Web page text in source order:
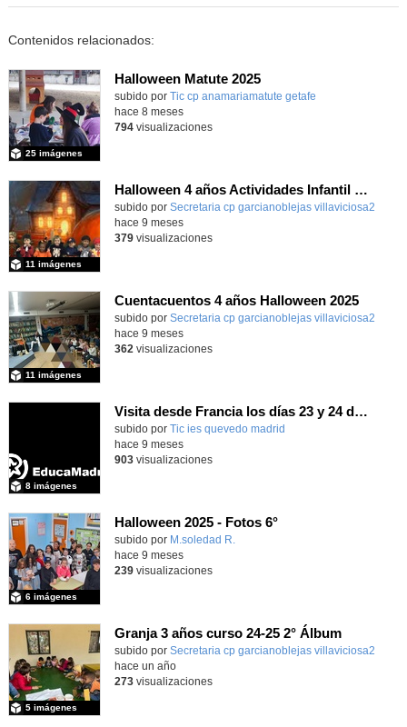
Contenidos relacionados:
Halloween Matute 2025
Contenido educativo.
subido por Tic cp anamariamatute getafe
25 imágenes
hace 8 meses
794visualizaciones
Halloween 4 años Actividades Infantil y foto de grupo
subido por Secretaria cp garcianoblejas villaviciosa2
11 imágenes
hace 9 meses
379visualizaciones
Cuentacuentos 4 años Halloween 2025
Contenido educativo.
subido por Secretaria cp garcianoblejas villaviciosa2
11 imágenes
hace 9 meses
362 visualizaciones
Visita desde Francia los días 23 y 24 de octubre de 2025
subido por Tic ies quevedo madrid
8 imágenes
hace 9 meses
903visualizaciones
Halloween 2025 - Fotos 6°
subido por M.soledad R.
6 imágenes
hace 9 meses
239visualizaciones
Granja 3 años curso 24-25 2° Álbum
Contenido educativo.
subido por Secretaria cp garcianoblejas villaviciosa2
5 imágenes
hace un año
273visualizaciones